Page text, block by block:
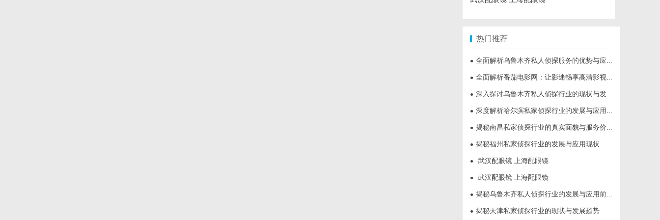
热门推荐
● 全面解析乌鲁木齐私人侦探服务的优势与应用
● 全面解析番茄电影网：让影迷畅享高清影视资源的新选择
● 深入探讨乌鲁木齐私人侦探行业的现状与发展趋势
● 深度解析哈尔滨私家侦探行业的发展与应用现状
● 揭秘南昌私家侦探行业的真实面貌与服务价值详解
● 揭秘福州私家侦探行业的发展与应用现状
● 武汉配眼镜 上海配眼镜
● 武汉配眼镜 上海配眼镜
● 揭秘乌鲁木齐私人侦探行业的发展与应用前景
● 揭秘天津私家侦探行业的现状与发展趋势